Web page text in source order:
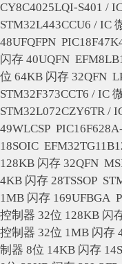
CY8C4025LQI-S401 /
STM32L443CCU6 / IC
48UFQFPN
闪存 40UQFN
位 64KB 闪存 32QFN
STM32F373CCT6 / IC
STM32L072CZY6TR /
49WLCSP
18SOIC
128KB 闪存 32QFN
4KB 闪存 28TSSOP
1MB 闪存 169UFBGA
控制器 32位 128KB 闪
控制器 32位 1MB 闪存
制器 8位 14KB 闪存